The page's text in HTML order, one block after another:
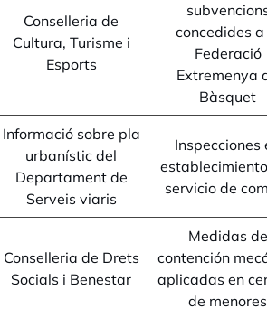
Conselleria de
Cultura, Turisme i
Esports
concedides a
Federació
Extremenya
Bàsquet
Informació sobre pla
urbanístic del
Departament de
Serveis viaris
Inspecciones
servicio de
Conselleria de Drets
Socials i Benestar
Medidas de
contención
aplicadas en
de menores